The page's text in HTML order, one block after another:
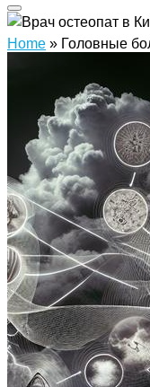
Home » Головные